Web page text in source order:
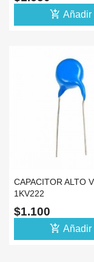
add_shopping_cart Añadir
CAPACITOR ALTO
1KV222
$1.100
add_shopping_cart Añadir